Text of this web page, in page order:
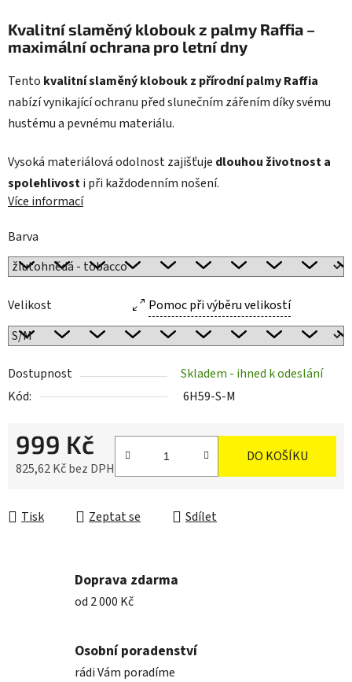
Kvalitní slaměný klobouk z palmy Raffia –
maximální ochrana pro letní dny
Tento kvalitní slaměný klobouk z přírodní palmy Raffia
nabízí vynikající ochranu před slunečním zářením díky svému
hustému a pevnému materiálu.
Vysoká materiálová odolnost zajišťuje dlouhou životnost a
spolehlivosti při každodenním nošení.
Více informací
Barva
Velikost Pomoc při výběru velikostí
Dostupnost
Skladem - ihned k odeslání
Kód:
6H59-S-M
999 Kč
825,62 Kč bez DPH
DO KOŠÍKU
Tisk Zeptat se Sdílet
Doprava zdarma
od 2 000 Kč
Osobní poradenství
rádi Vám poradíme